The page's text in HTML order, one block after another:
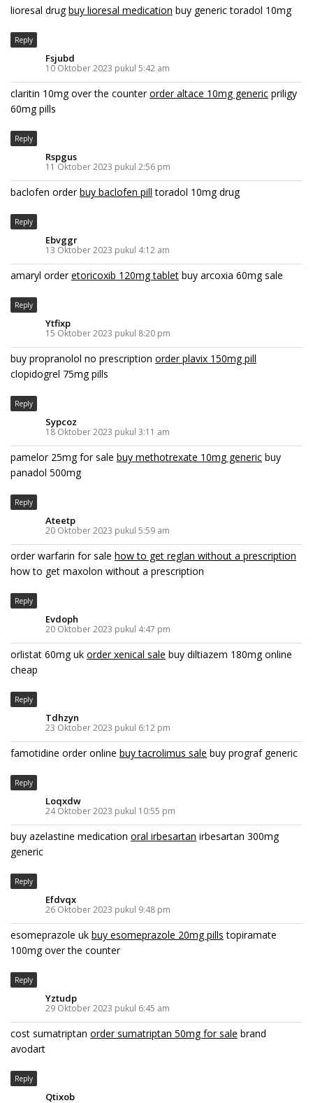
lioresal drugbuy lioresal medication buy generic toradol 10mg
Reply
Fsjubd
10 Oktober 2023 pukul 5:42 am
claritin 10mg over the counterorder altace 10mg generic priligy
60mg pills
Reply
Rspgus
11 Oktober 2023 pukul 2:56 pm
baclofen orderbuy baclofen pill toradol 10mg drug
Reply
Ebvggr
13 Oktober 2023 pukul 4:12 am
amaryl orderetoricoxib 120mg tablet buy arcoxia 60mg sale
Reply
Ytfixp
15 Oktober 2023 pukul 8:20 pm
buy propranolol no prescription order plavix 150mg pill
clopidogrel 75mg pills
Reply
Sypcoz
18 Oktober 2023 pukul 3:11 am
pamelor 25mg for sale buy methotrexate 10mg generic buy
panadol 500mg
Reply
Ateetp
20 Oktober 2023 pukul 5:59 am
order warfarin for sale how to get reglan without a prescription
how to get maxolon without a prescription
Reply
Evdoph
20 Oktober 2023 pukul 4:47 pm
orlistat 60mg uk order xenical sale buy diltiazem 180mg online
cheap
Reply
Tdhzyn
23 Oktober 2023 pukul 6:12 pm
famotidine order online buy tacrolimus sale buy prograf generic
Reply
Loqxdw
24 Oktober 2023 pukul 10:55 pm
buy azelastine medication oral irbesartan irbesartan 300mg
generic
Reply
Efdvqx
26 Oktober 2023 pukul 9:48 pm
esomeprazole uk buy esomeprazole 20mg pills topiramate
100mg over the counter
Reply
Yztudp
29 Oktober 2023 pukul 6:45 am
cost sumatriptan order sumatriptan 50mg for sale brand
avodart
Reply
Qtixob